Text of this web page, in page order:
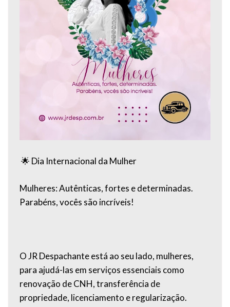
🌟 Dia Internacional da Mulher
Mulheres: Autênticas, fortes e determinadas.
Parabéns, vocês são incríveis!
O JR Despachante está ao seu lado, mulheres,
para ajudá-las em serviços essenciais como
renovação de CNH, transferência de
propriedade, licenciamento e regularização.